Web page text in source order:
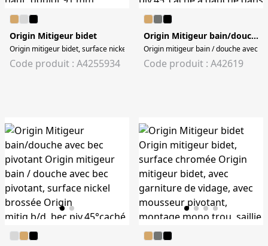
Origin Mitigeur bidet
Origin mitigeur bidet, surface nickel brossée Origin mitig. bidet, garn. de
Code produit : A4255934
Origin Mitigeur bain/douche avec bec pivotant
Origin mitigeur bain / douche avec
Code produit : A42619